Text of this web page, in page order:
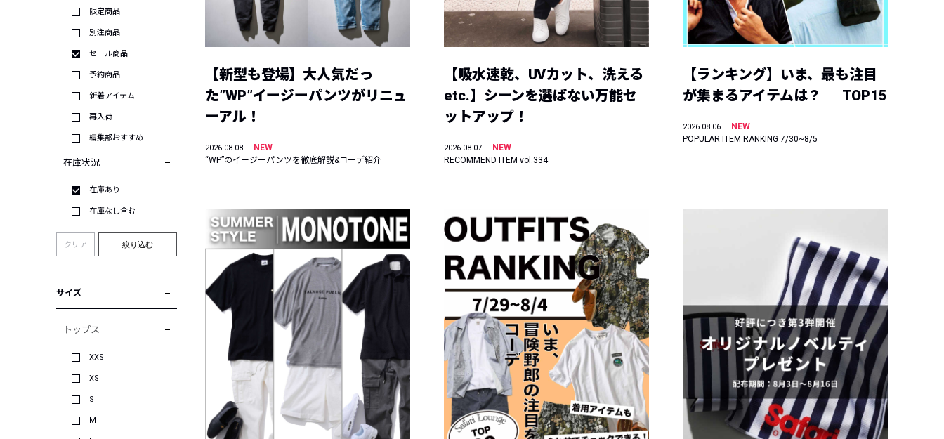
限定商品
別注商品
セール商品
予約商品
新着アイテム
再入荷
編集部おすすめ
在庫状況
在庫あり
在庫なし含む
クリア 絞り込む
サイズ
トップス
XXS
XS
S
M
【新型も登場】大人気だっ
た”WP”イージーパンツがリニュ
ーアル！
2026.08.08
NEW
“WP”のイージーパンツを徹底解説&コーデ紹介
【吸水速乾、UVカット、洗える
etc.】シーンを選ばない万能セ
ットアップ！
2026.08.07
NEW
RECOMMEND ITEM vol.334
【ランキング】いま、最も注目
が集まるアイテムは？ ｜ TOP15
2026.08.06
NEW
POPULAR ITEM RANKING 7/30~8/5